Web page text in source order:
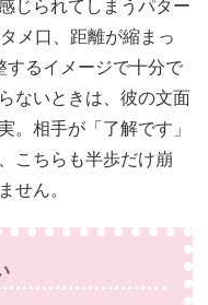
じられてしまうパター
メ口、距離が縮まっ
するイメージで十分で
ないときは、彼の文面
。相手が「了解です」
こちらも半歩だけ崩
せん。